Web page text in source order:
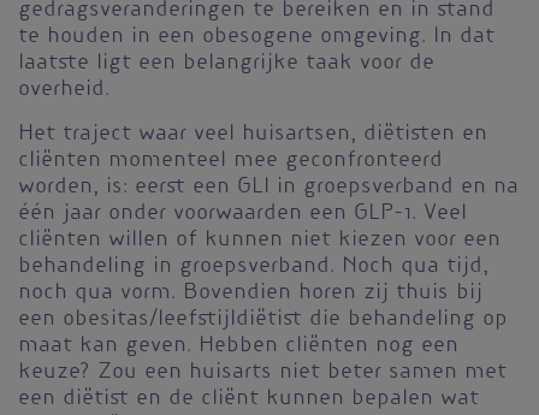
gedragsveranderingen te bereiken en in stand
te houden in een obesogene omgeving. In dat
laatste ligt een belangrijke taak voor de
overheid.
Het traject waar veel huisartsen, diëtisten en
cliënten momenteel mee geconfronteerd
worden, is: eerst een GLI in groepsverband en na
één jaar onder voorwaarden een GLP-1. Veel
cliënten willen of kunnen niet kiezen voor een
behandeling in groepsverband. Noch qua tijd,
noch qua vorm. Bovendien horen zij thuis bij
een obesitas/leefstijldiëtist die behandeling op
maat kan geven. Hebben cliënten nog een
keuze? Zou een huisarts niet beter samen met
een diëtist en de cliënt kunnen bepalen wat